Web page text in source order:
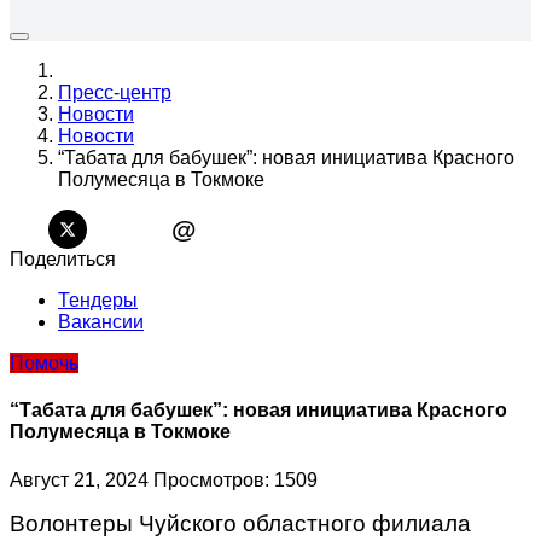
Пресс-центр
Новости
Новости
“Табата для бабушек”: новая инициатива Красного
Полумесяца в Токмоке
@
Поделиться
Тендеры
Вакансии
Помочь
“Табата для бабушек”: новая инициатива Красного
Полумесяца в Токмоке
Август 21, 2024 Просмотров: 1509
Волонтеры Чуйского областного филиала